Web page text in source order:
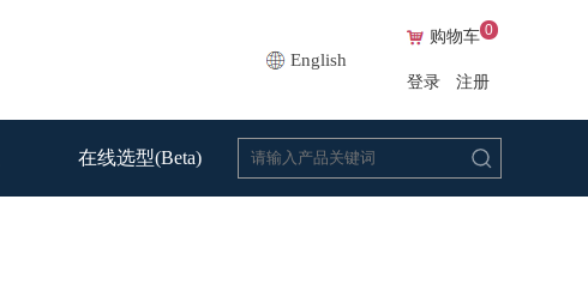
English
购物车 0
登录 注册
在线选型(Beta)